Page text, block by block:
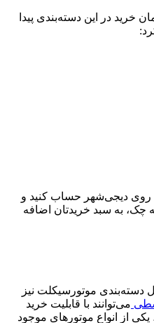
خرید در این دسته‌بندی پیدا
روی دیجی‌شهر حساب کنید و
چک، به سبد خریدتان اضافه
موتورسیکلت نیز
می‌توانند با قابلیت خرید
از انواع موتورهای موجود